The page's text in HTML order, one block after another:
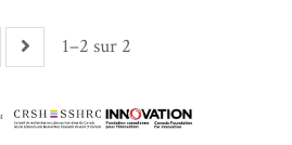
1–2 sur 2